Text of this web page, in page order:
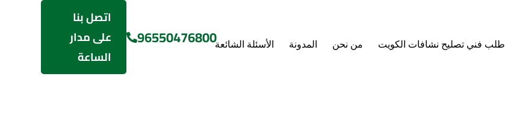
طلب فني تصليح نشافات الكويت من نحن المدونة الأسئلة الشائعة96550476800
اتصل بنا
على مدار
الساعة